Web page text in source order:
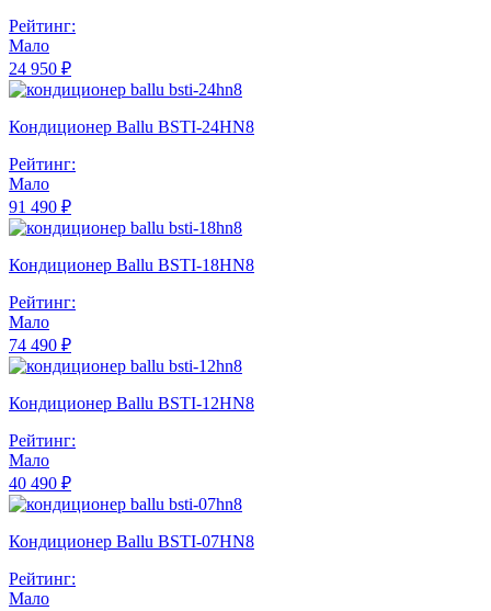
Рейтинг:
Мало
24 950 ₽
Кондиционер Ballu BSTI-24HN8
Рейтинг:
Мало
91 490 ₽
Кондиционер Ballu BSTI-18HN8
Рейтинг:
Мало
74 490 ₽
Кондиционер Ballu BSTI-12HN8
Рейтинг:
Мало
40 490 ₽
Кондиционер Ballu BSTI-07HN8
Рейтинг:
Мало